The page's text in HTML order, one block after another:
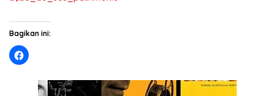
Bagikan ini: